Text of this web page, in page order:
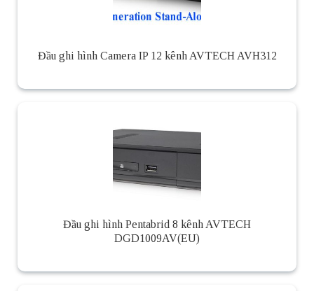
Đầu ghi hình Camera IP 12 kênh AVTECH AVH312
Đầu ghi hình Pentabrid 8 kênh AVTECH
DGD1009AV(EU)